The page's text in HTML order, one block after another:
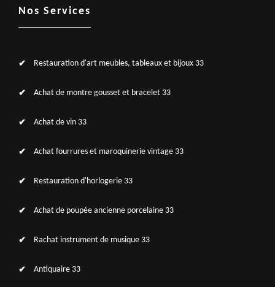
Nos Services
Restauration d'art meubles, tableaux et bijoux 33
Achat de montre gousset et bracelet 33
Achat de vin 33
Achat fourrures et maroquinerie vintage 33
Restauration d'horlogerie 33
Achat de poupée ancienne porcelaine 33
Rachat instrument de musique 33
Antiquaire 33